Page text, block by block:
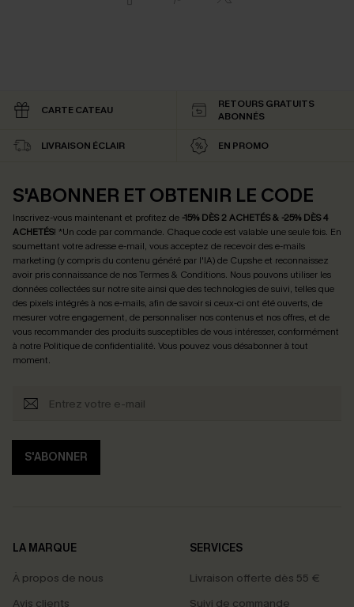
CARTE CATEAU
RETOURS GRATUITS
ABONNÉS
LIVRAISON ÉCLAIR EN PROMO
S'ABONNER ET OBTENIR LE CODE
Inscrivez-vous maintenant et profitez de -15% DÈS 2 ACHETÉS & -25% DÈS 4
ACHETÉS! *Un code par commande. Chaque code est valable une seule fois. En
soumettant votre adresse e-mail, vous acceptez de recevoir des e-mails
marketing (y compris du contenu généré par l'IA) de Cupshe et reconnaissez
avoir pris connaissance de nosTermes & Conditions. Nous pouvons utiliser les
données collectées sur notre site ainsi que des technologies de suivi, telles que
des pixels intégrés à nos e-mails, afin de savoir si ceux-ci ont été ouverts, de
mesurer votre engagement, de personnaliser nos contenus et nos offres, et de
vous recommander des produits susceptibles de vous intéresser, conformément
à notre Politique de confidentialité. Vous pouvez vous désabonner à tout
moment.
S'ABONNER
LA MARQUE
À propos de nous
Avis clients
SERVICES
Livraison offerte dès 55 €
Suivi de commande